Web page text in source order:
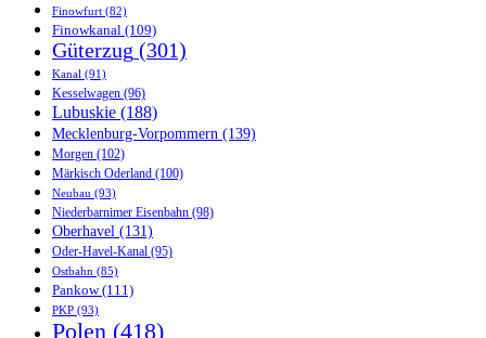
Finowfurt (82)
Finowkanal (109)
Güterzug (301)
Kanal (91)
Kesselwagen (96)
Lubuskie (188)
Mecklenburg-Vorpommern (139)
Morgen (102)
Märkisch Oderland (100)
Neubau (93)
Niederbarnimer Eisenbahn (98)
Oberhavel (131)
Oder-Havel-Kanal (95)
Ostbahn (85)
Pankow(111)
PKP (93)
Polen (418)